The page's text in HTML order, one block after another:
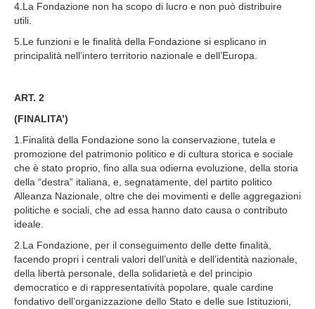
4.La Fondazione non ha scopo di lucro e non può distribuire
utili.
5.Le funzioni e le finalità della Fondazione si esplicano in
principalità nell’intero territorio nazionale e dell’Europa.
ART. 2
(FINALITA’)
1.Finalità della Fondazione sono la conservazione, tutela e
promozione del patrimonio politico e di cultura storica e sociale
che è stato proprio, fino alla sua odierna evoluzione, della storia
della “destra” italiana, e, segnatamente, del partito politico
Alleanza Nazionale, oltre che dei movimenti e delle aggregazioni
politiche e sociali, che ad essa hanno dato causa o contributo
ideale.
2.La Fondazione, per il conseguimento delle dette finalità,
facendo propri i centrali valori dell’unità e dell’identità nazionale,
della libertà personale, della solidarietà e del principio
democratico e di rappresentatività popolare, quale cardine
fondativo dell’organizzazione dello Stato e delle sue Istituzioni,